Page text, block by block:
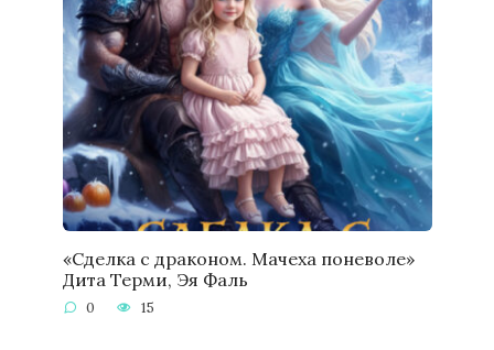
«Сделка с драконом. Мачеха поневоле»
Дита Терми, Эя Фаль
0 15